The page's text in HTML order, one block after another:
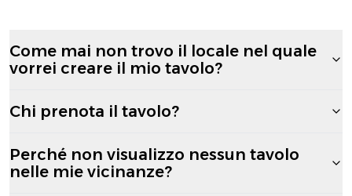
Come mai non trovo il locale nel quale
vorrei creare il mio tavolo?
Chi prenota il tavolo?
Perché non visualizzo nessun tavolo
nelle mie vicinanze?